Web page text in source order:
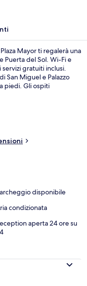
Mayor ti regalerà una
Puerta del Sol. Wi-Fi e
servizi gratuiti inclusi.
San Miguel e Palazzo
piedi. Gli ospiti
i mezzi pubblici:
e Stazione metro di
disponibile
condizionata
aperta 24 ore su